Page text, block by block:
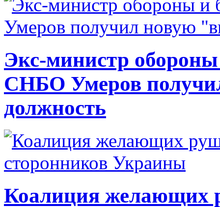
Экс-министр
СНБО Умеров
должность
Коалиция желающих